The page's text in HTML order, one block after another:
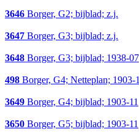
3646 Borger, G2; bijblad; z.j.
3647 Borger, G3; bijblad; z.j.
3648 Borger, G3; bijblad; 1938-07
498 Borger, G4; Netteplan; 1903-
3649 Borger, G4; bijblad; 1903-11
3650 Borger, G5; bijblad; 1903-11